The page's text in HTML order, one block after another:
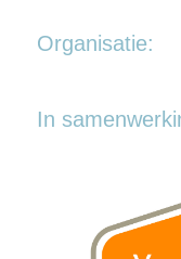
Organisatie:
In